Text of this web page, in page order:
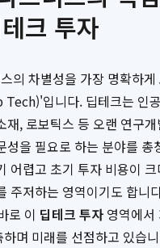
크 투자
의 차별성을 가장 명확하
Tech)'입니다. 딥테크는 인
재, 로보틱스 등 오랜 연구
성을 필요로 하는 분야를 총
어렵고 초기 투자 비용이
주저하는 영역이기도 합니
로 이 딥테크 투자 영역에서
며 미래를 선점하고 있습